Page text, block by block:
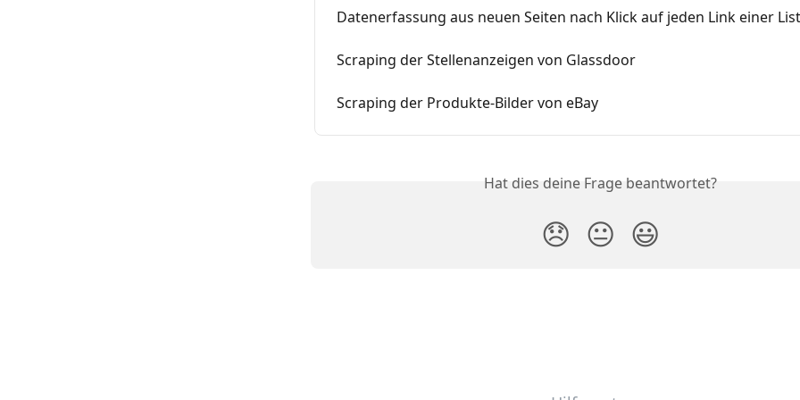
Datenerfassung aus neuen Seiten nach Klick auf jeden Link einer
Scraping der Stellenanzeigen von Glassdoor
Scraping der Produkte-Bilder von eBay
Hat dies deine Frage beantwortet?
😞 😐 😃